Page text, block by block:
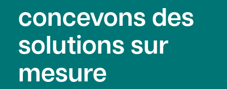
concevons des
solutions sur
mesure